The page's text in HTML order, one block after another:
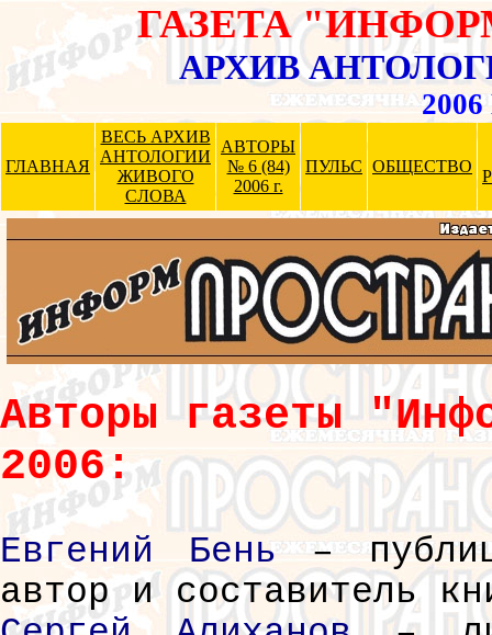
ГАЗЕТА
АРХИВ
ГЛАВНАЯ
ВЕСЬ АРХИВ
АНТОЛОГИИ
ЖИВОГО
СЛОВА
АВТОРЫ
№ 6 (84)
2006 г.
ПУЛЬС ОБЩЕСТВО
Авторы газеты
2006:
Евгений Бень–
автор и составитель